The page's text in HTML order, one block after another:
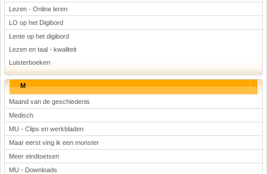
Lezen - Online leren
LO op het Digibord
Lente op het digibord
Lezen en taal - kwaliteit
Luisterboeken
M
Maand van de geschiedenis
Medisch
MU - Clips en werkbladen
Maar eerst ving ik een monster
Meer eindtoetsen
MU - Downloads